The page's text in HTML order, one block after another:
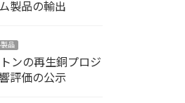
製品の輸出
製品
ンの再生銅プロジ
評価の公示